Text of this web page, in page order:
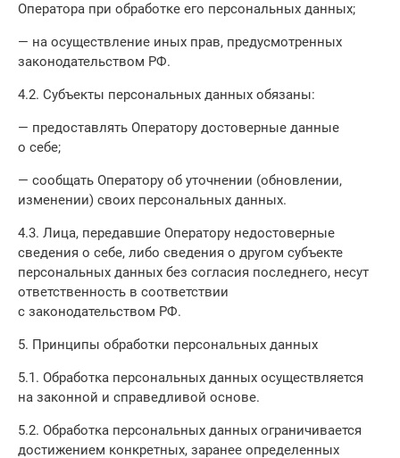
Оператора при обработке его персональных данных;
— на осуществление иных прав, предусмотренных
законодательством РФ.
4.2. Субъекты персональных данных обязаны:
— предоставлять Оператору достоверные данные
о себе;
— сообщать Оператору об уточнении (обновлении,
изменении) своих персональных данных.
4.3. Лица, передавшие Оператору недостоверные
сведения о себе, либо сведения о другом субъекте
персональных данных без согласия последнего, несут
ответственность в соответствии
с законодательством РФ.
5. Принципы обработки персональных данных
5.1. Обработка персональных данных осуществляется
на законной и справедливой основе.
5.2. Обработка персональных данных ограничивается
достижением конкретных, заранее определенных